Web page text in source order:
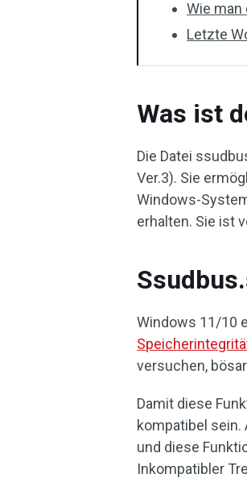
Wie
Letzte
Was ist
Die Datei
Ver.3). Sie
Windows-
erhalten. Sie ist
Windows 11/10
versuchen,
Damit diese
kompatibel
und diese
Inkompatibler